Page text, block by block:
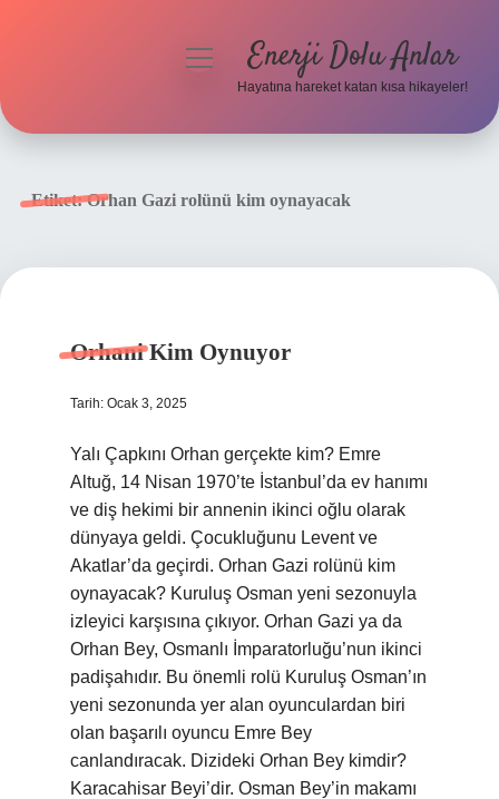
menüyüEnerji Dolu Anlar
Hayatına hareket katan kısa hikayeler!
Etiket:Orhan Gazi rolünü kim oynayacak
Orhani Kim Oynuyor
Tarih: Ocak 3, 2025
Yalı Çapkını Orhan gerçekte kim? Emre
Altuğ, 14 Nisan 1970’te İstanbul’da ev hanımı
ve diş hekimi bir annenin ikinci oğlu olarak
dünyaya geldi. Çocukluğunu Levent ve
Akatlar’da geçirdi. Orhan Gazi rolünü kim
oynayacak? Kuruluş Osman yeni sezonuyla
izleyici karşısına çıkıyor. Orhan Gazi ya da
Orhan Bey, Osmanlı İmparatorluğu’nun ikinci
padişahıdır. Bu önemli rolü Kuruluş Osman’ın
yeni sezonunda yer alan oyunculardan biri
olan başarılı oyuncu Emre Bey
canlandıracak. Dizideki Orhan Bey kimdir?
Karacahisar Beyi’dir. Osman Bey’in makamı